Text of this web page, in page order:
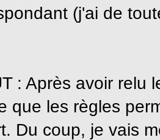
(j'ai de
: Après avoir relu
que les règles
Du coup, je vais